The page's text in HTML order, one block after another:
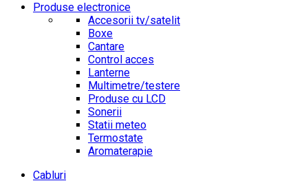
Produse electronice
Accesorii tv/satelit
Boxe
Cantare
Control acces
Lanterne
Multimetre/testere
Produse cu LCD
Sonerii
Statii meteo
Termostate
Aromaterapie
Cabluri